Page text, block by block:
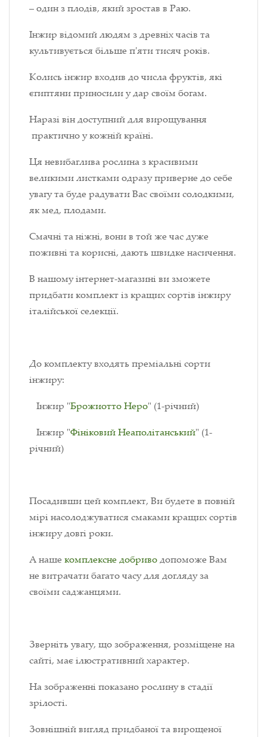
– один з плодів, який зростав в Раю.
Інжир відомий людям з древніх часів та
культивується більше п'яти тисяч років.
Колись інжир входив до числа фруктів, які
єгиптяни приносили у дар своїм богам.
Наразі він доступний для вирощування
практично у кожній країні.
Ця невибаглива рослина з красивими
великими листками одразу приверне до себе
увагу та буде радувати Вас своїми солодкими,
як мед, плодами.
Смачні та ніжні, вони в той же час дуже
поживні та корисні, дають швидке насичення.
В нашому інтернет-магазині ви зможете
придбати комплект із кращих сортів інжиру
італійської селекції.
До комплекту входять преміальні сорти
інжиру:
Інжир "Брожиотто Неро" (1-річний)
Інжир "Фініковий Неаполітанський" (1-
річний)
Посадивши цей комплект, Ви будете в повній
мірі насолоджуватися смаками кращих сортів
інжиру довгі роки.
А наше комплексне добриводопоможе Вам
не витрачати багато часу для догляду за
своїми саджанцями.
Зверніть увагу, що зображення, розміщене на
сайті, має ілюстративний характер.
На зображенні показано рослину в стадії
зрілості.
Зовнішній вигляд придбаної та вирощеної